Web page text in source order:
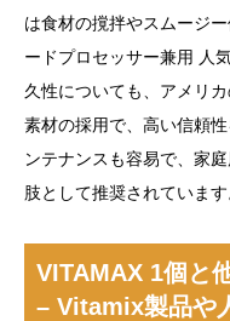
は食材の撹拌やスムージ
ードプロセッサー兼用 人
久性についても、アメリ
素材の採用で、高い信頼
ンテナンスも容易で、家
肢として推奨されています
VITAMAX 1個と
– Vitamix製品や